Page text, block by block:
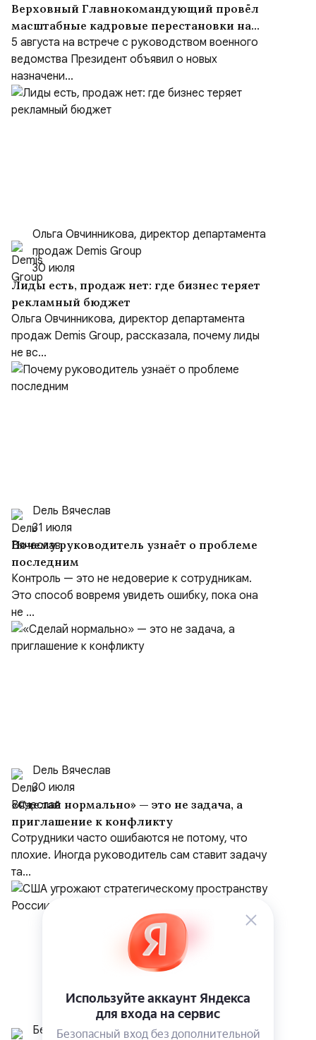
Верховный Главнокомандующий провёл
масштабные кадровые перестановки на
встрече с руководством Министерства
обороны и группировок войск
5 августа на встрече с руководством военного
ведомства Президент объявил о новых
назначени...
Ольга Овчинникова, директор департамента
продаж Demis Group
30 июля
Лиды есть, продаж нет: где бизнес теряет
рекламный бюджет
Ольга Овчинникова, директор департамента
продаж Demis Group, рассказала, почему лиды
не вс...
Dель Вячеслав
31 июля
Почему руководитель узнаёт о проблеме
последним
Контроль — это не недоверие к сотрудникам.
Это способ вовремя увидеть ошибку, пока она
не ...
Dель Вячеслав
30 июля
«Сделай нормально» — это не задача, а
приглашение к конфликту
Сотрудники часто ошибаются не потому, что
плохие. Иногда руководитель сам ставит задачу
та...
Белрусинфо